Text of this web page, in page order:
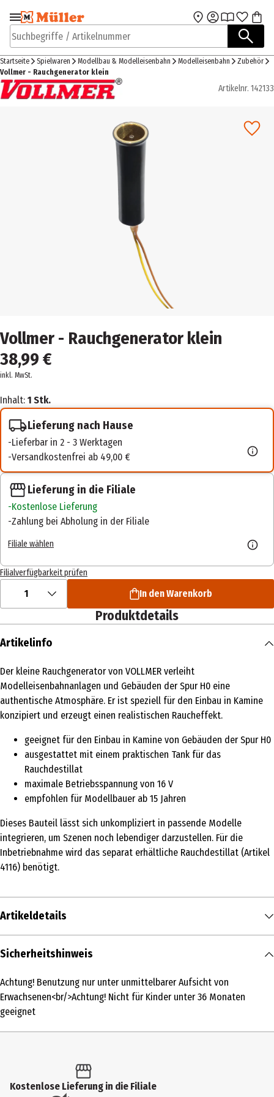
Zur Navigation
springen
Zum Hauptinhalt
Suchbegriffe / Artikelnummer
Startseite Spielwaren Modellbau & Modelleisenbahn Modelleisenbahn
Zubehör
Vollmer - Rauchgenerator klein
Artikelnr. 142133
Vollmer - Rauchgenerator klein
38,99 €
inkl. MwSt.
Inhalt: 1 Stk.
Lieferung nach Hause
Lieferbar in 2 - 3 Werktagen
Versandkostenfrei ab 49,00 €
Lieferung in die Filiale
Kostenlose Lieferung
Zahlung bei Abholung in der Filiale
Filiale wählen
Filialverfügbarkeit prüfen
1 In den Warenkorb
Produktdetails
Artikelinfo
Der kleine Rauchgenerator von VOLLMER verleiht
Modelleisenbahnanlagen und Gebäuden der Spur H0 eine
authentische Atmosphäre. Er ist speziell für den Einbau in Kamine
konzipiert und erzeugt einen realistischen Raucheffekt.
geeignet für den Einbau in Kamine von Gebäuden der Spur H0
ausgestattet mit einem praktischen Tank für das
Rauchdestillat
maximale Betriebsspannung von 16 V
empfohlen für Modellbauer ab 15 Jahren
Dieses Bauteil lässt sich unkompliziert in passende Modelle
integrieren, um Szenen noch lebendiger darzustellen. Für die
Inbetriebnahme wird das separat erhältliche Rauchdestillat (Artikel
4116) benötigt.
Artikeldetails
Inhalt
Produkttyp
Sonstiges Zubehör
Spur Modelleisenbahn
Altersempfehlung ab
15 Jahre
Sicherheitshinweis
Achtung! Benutzung nur unter unmittelbarer Aufsicht von
Erwachsenen<br/>Achtung! Nicht für Kinder unter 36 Monaten
geeignet
Kostenlose Lieferung in die Filiale